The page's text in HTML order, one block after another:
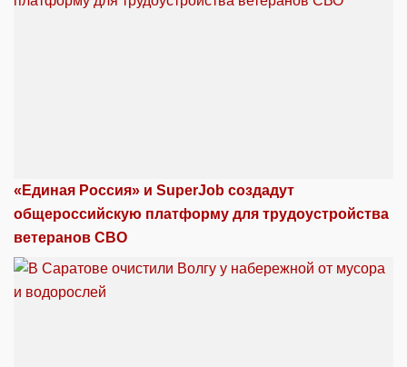
«Единая Россия» и SuperJob создадут
общероссийскую платформу для трудоустройства
ветеранов СВО